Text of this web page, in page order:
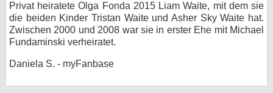
Privat heiratete Olga Fonda 2015 Liam Waite, mit dem sie
die beiden Kinder Tristan Waite und Asher Sky Waite hat.
Zwischen 2000 und 2008 war sie in erster Ehe mit Michael
Fundaminski verheiratet.
Daniela S. - myFanbase